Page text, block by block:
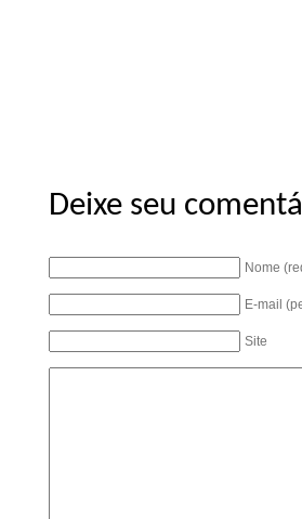
Deixe seu
Nome
E-mail
Site